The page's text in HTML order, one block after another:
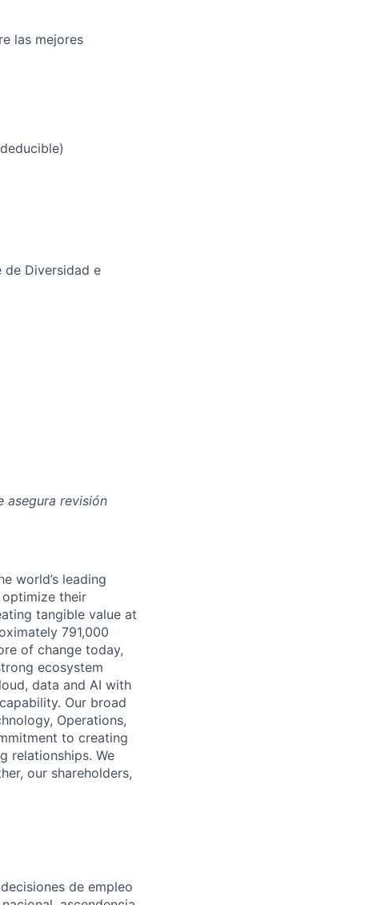
las mejores
de Diversidad e
asegura revisión
world’s leading
their
tangible value at
791,000
of change today,
ecosystem
data and AI with
Our broad
Operations,
to creating
relationships. We
our shareholders,
de empleo